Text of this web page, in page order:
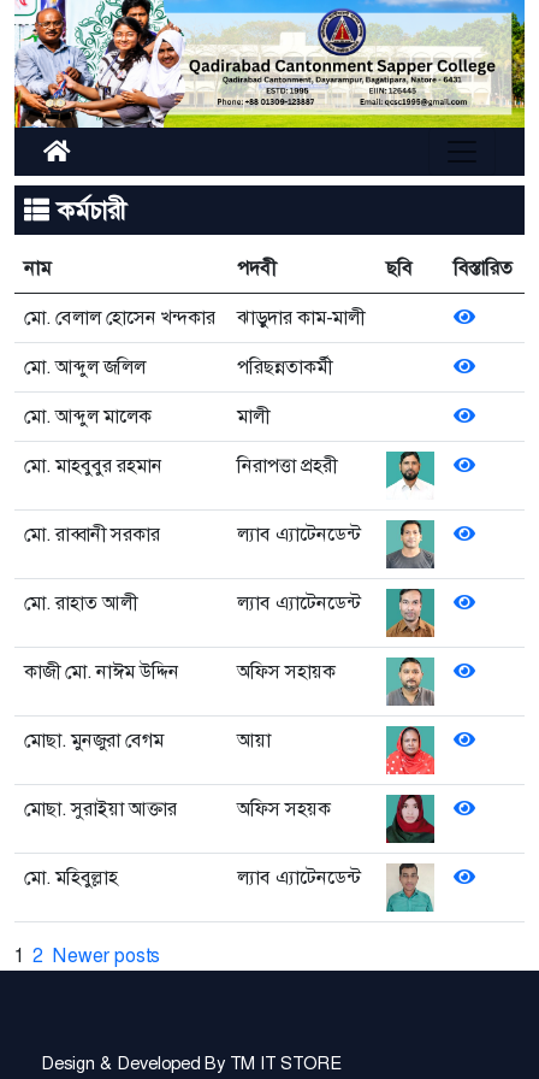
কর্মচারী
নাম পদবী ছবি
বিস্তারিত
মো. বেলাল হোসেন খন্দকার
ঝাড়ুদার কাম-মালী
মো. আব্দুল জলিল
পরিছন্নতাকর্মী
মো. আব্দুল মালেক
মালী
মো. মাহবুবুর রহমান
নিরাপত্তা প্রহরী
মো. রাব্বানী সরকার ল্যাব এ্যাটেনডেন্ট
মো. রাহাত আলী ল্যাব এ্যাটেনডেন্ট
কাজী মো. নাঈম উদ্দিন অফিস সহায়ক
মোছা. মুনজুরা বেগম আয়া
মোছা. সুরাইয়া আক্তার অফিস সহয়ক
মো. মহিবুল্লাহ ল্যাব এ্যাটেনডেন্ট
1 2 Newer posts
Design & Developed By TM IT STORE